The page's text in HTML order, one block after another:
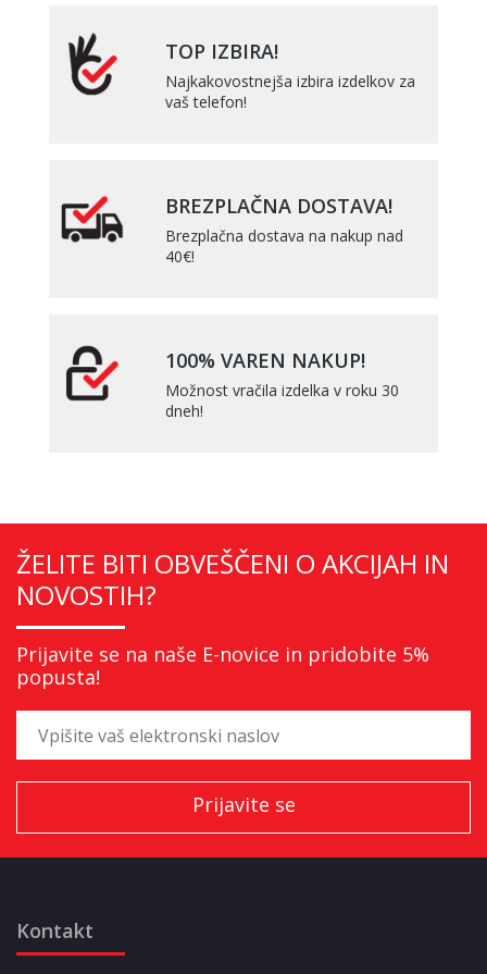
TOP IZBIRA!
Najkakovostnejša izbira izdelkov za
vaš telefon!
BREZPLAČNA DOSTAVA!
Brezplačna dostava na nakup nad
40€!
100% VAREN NAKUP!
Možnost vračila izdelka v roku 30
dneh!
ŽELITE BITI OBVEŠČENI O AKCIJAH IN
NOVOSTIH?
Prijavite se na naše E-novice in pridobite 5%
popusta!
Kontakt